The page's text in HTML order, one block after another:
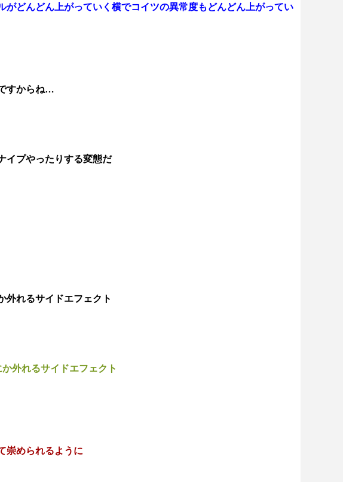
がどんどん上がっていく横でコイツの異常度もどんどん上がってい
すからね…
イプやったりする変態だ
外れるサイドエフェクト
外れるサイドエフェクト
崇められるように